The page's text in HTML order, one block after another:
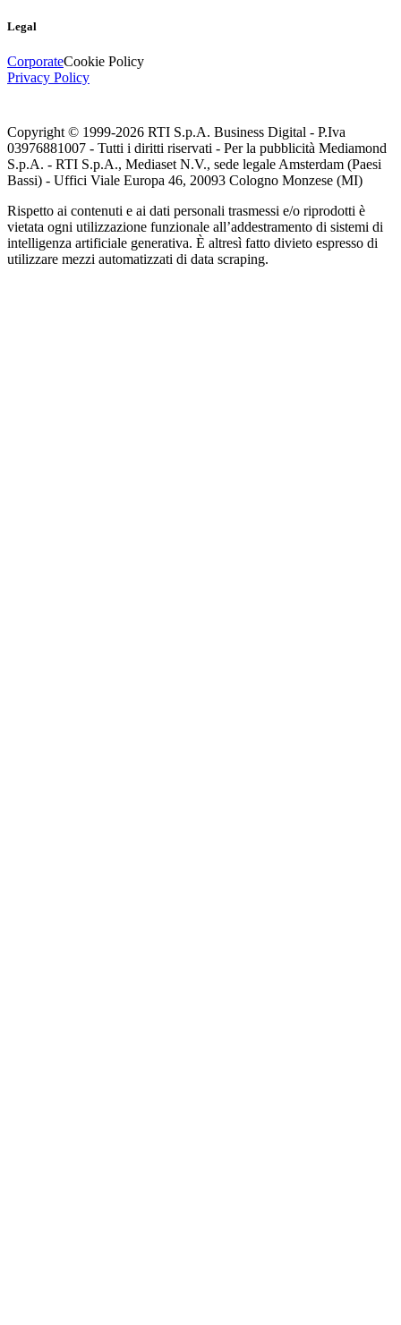
Legal
CorporateCookie Policy
Privacy Policy
Copyright © 1999-2026 RTI S.p.A. Business Digital - P.Iva
03976881007 - Tutti i diritti riservati - Per la pubblicità Mediamond
S.p.A. - RTI S.p.A., Mediaset N.V., sede legale Amsterdam (Paesi
Bassi) - Uffici Viale Europa 46, 20093 Cologno Monzese (MI)
Rispetto ai contenuti e ai dati personali trasmessi e/o riprodotti è
vietata ogni utilizzazione funzionale all’addestramento di sistemi di
intelligenza artificiale generativa. È altresì fatto divieto espresso di
utilizzare mezzi automatizzati di data scraping.